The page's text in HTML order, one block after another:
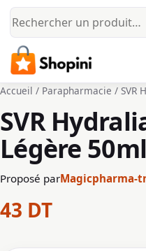
Aller au contenu principal
Accueil / Parapharmacie / SVR
SVR
Légère 50ml
Proposé parMagicpharma-
43 DT